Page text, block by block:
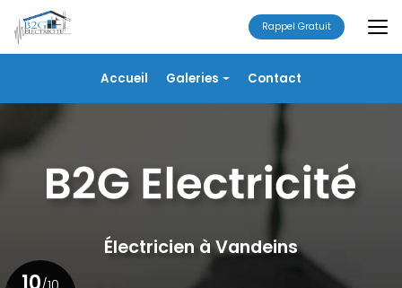
au
contenu
principal
Accueil Galeries
Chauffage/VMC
Portails
Contact
Rappel Gratuit
Électricien à Vandeins